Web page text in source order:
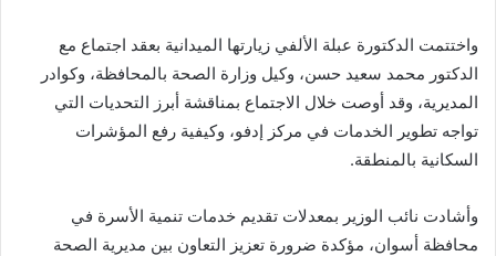
واختتمت الدكتورة عبلة الألفي زيارتها الميدانية بعقد اجتماع مع
الدكتور محمد سعيد حسن، وكيل وزارة الصحة بالمحافظة، وكوادر
المديرية، وقد أوصت خلال الاجتماع بمناقشة أبرز التحديات التي
تواجه تطوير الخدمات في مركز إدفو، وكيفية رفع المؤشرات
السكانية بالمنطقة.
وأشادت نائب الوزير بمعدلات تقديم خدمات تنمية الأسرة في
محافظة أسوان، مؤكدة ضرورة تعزيز التعاون بين مديرية الصحة